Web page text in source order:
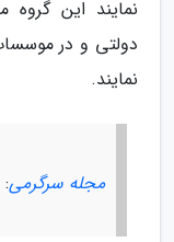
نمایند این
دولتی و در
نمایند.
مجله سرگرمی